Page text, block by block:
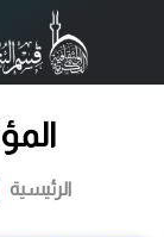
الرئيسية